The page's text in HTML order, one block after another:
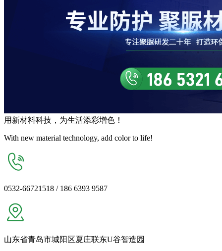
用 新材料科技，为生活添彩增色 ！
With new material technology, add color to life!
0532-66721518 / 186 6393 9587
山东省青岛市城阳区夏庄联东U谷智造园